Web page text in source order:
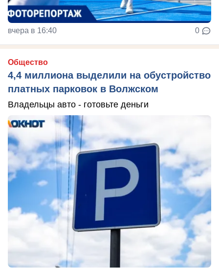
вчера в 16:40 0
Общество
4,4 миллиона выделили на обустройство
платных парковок в Волжском
Владельцы авто - готовьте деньги